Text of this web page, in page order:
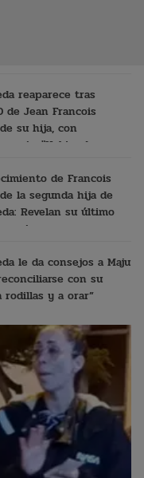
reaparece tras
de Jean Francois
su hija, con
"Habiendo
de Francois
la segunda hija de
Revelan su último
le da consejos a Maju
con su
rodillas y a orar”